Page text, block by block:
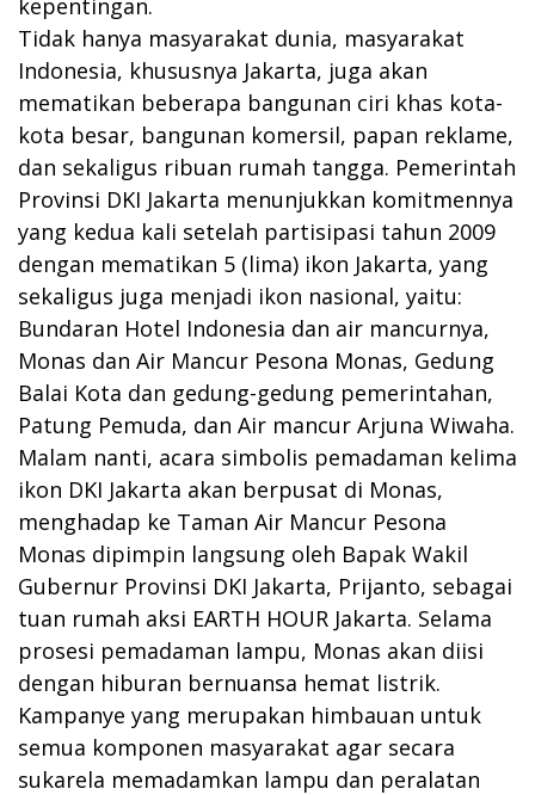
Tidak hanya masyarakat dunia, masyarakat
Indonesia, khususnya Jakarta, juga akan
mematikan beberapa bangunan ciri khas kota-
kota besar, bangunan komersil, papan reklame,
dan sekaligus ribuan rumah tangga. Pemerintah
Provinsi DKI Jakarta menunjukkan komitmennya
yang kedua kali setelah partisipasi tahun 2009
dengan mematikan 5 (lima) ikon Jakarta, yang
sekaligus juga menjadi ikon nasional, yaitu:
Bundaran Hotel Indonesia dan air mancurnya,
Monas dan Air Mancur Pesona Monas, Gedung
Balai Kota dan gedung-gedung pemerintahan,
Patung Pemuda, dan Air mancur Arjuna Wiwaha.
Malam nanti, acara simbolis pemadaman kelima
ikon DKI Jakarta akan berpusat di Monas,
menghadap ke Taman Air Mancur Pesona
Monas dipimpin langsung oleh Bapak Wakil
Gubernur Provinsi DKI Jakarta, Prijanto, sebagai
tuan rumah aksi EARTH HOUR Jakarta. Selama
prosesi pemadaman lampu, Monas akan diisi
dengan hiburan bernuansa hemat listrik.
Kampanye yang merupakan himbauan untuk
semua komponen masyarakat agar secara
sukarela memadamkan lampu dan peralatan